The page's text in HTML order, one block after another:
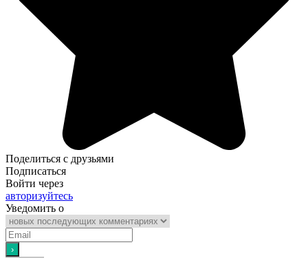
Поделиться с друзьями
Подписаться
Войти через
авторизуйтесь
Уведомить о